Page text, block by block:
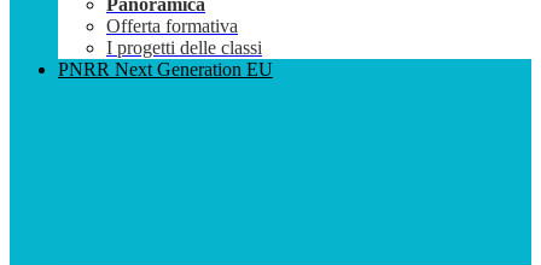
Panoramica
Offerta formativa
I progetti delle classi
PNRR Next Generation EU